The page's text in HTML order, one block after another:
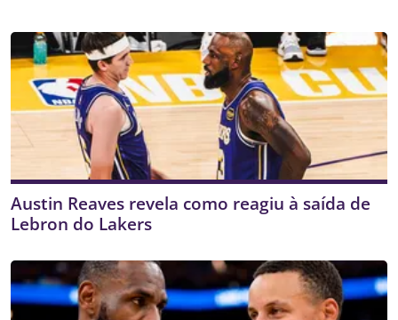
Austin Reaves revela como reagiu à saída de
Lebron do Lakers